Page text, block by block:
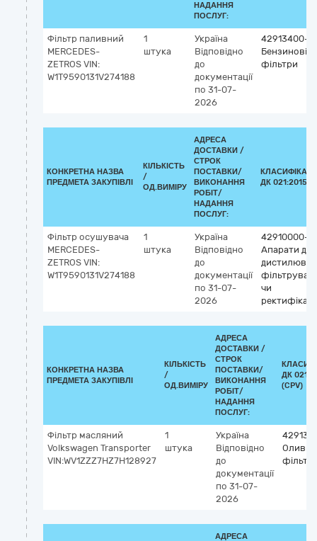
НАДАННЯ
ПОСЛУГ:
Фільтр паливний
MERCEDES-
ZETROS VIN:
W1T9590131V274188
1
штука
Україна
Відповідно
до
документації
по 31-07-
2026
42913400-3
Бензинові
фільтри
КОНКРЕТНА НАЗВА
ПРЕДМЕТА ЗАКУПІВЛІ
КІЛЬКІСТЬ
/
ОД.ВИМІРУ
АДРЕСА
ДОСТАВКИ /
СТРОК
ПОСТАВКИ/
ВИКОНАННЯ
РОБІТ/
НАДАННЯ
ПОСЛУГ:
ДК 021:2015
Фільтр осушувача
MERCEDES-
ZETROS VIN:
W1T9590131V274188
1
штука
Україна
Відповідно
до
документації
по 31-07-
2026
42910000-8
Апарати для
чи
ректифікації
КОНКРЕТНА НАЗВА
ПРЕДМЕТА ЗАКУПІВЛІ
КІЛЬКІСТЬ
/
ОД.ВИМІРУ
АДРЕСА
ДОСТАВКИ /
СТРОК
ПОСТАВКИ/
ВИКОНАННЯ
РОБІТ/
НАДАННЯ
ПОСЛУГ:
ДК
(CPV)
Фільтр масляний
Volkswagen Transporter
VIN:WV1ZZZ7HZ7H128927
1
штука
Україна
Відповідно
до
документації
по 31-07-
2026
Оливні
АДРЕСА